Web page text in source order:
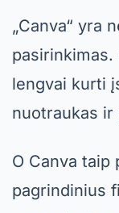
„Canva“ yra
lengvai kurti
nuotraukas
O Canva taip
pagrindinius